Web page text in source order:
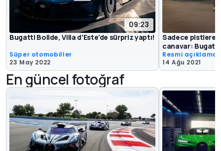
09:23
Bugatti Bolide, Villa d'Este'de sürpriz yaptı!
Süper otomobiller
23 May 2022
Sadece pistlere
canavar:
Resmi açıklama
14 Ağu 2021
En güncel fotoğraf